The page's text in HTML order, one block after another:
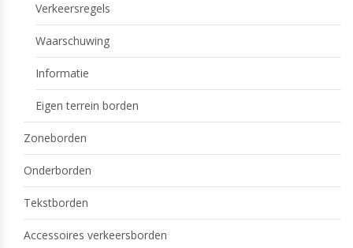
Verkeersregels
Waarschuwing
Informatie
Eigen terrein borden
Zoneborden
Onderborden
Tekstborden
Accessoires verkeersborden